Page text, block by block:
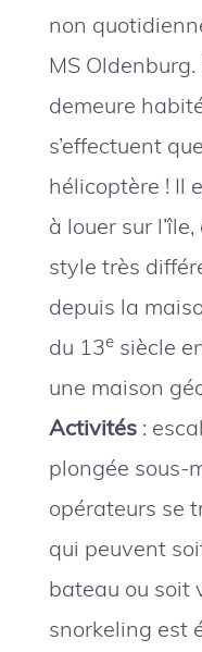
non
MS Oldenburg.
demeure
s’effectuent
hélicoptère ! Il
à louer sur
style très
depuis la
du 13e siècle
une maison
Activités :
plongée sous-
opérateurs se
qui peuvent
bateau ou soit
snorkeling est